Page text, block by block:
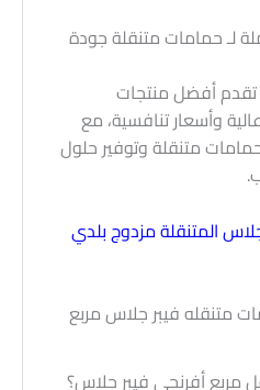
لـ حمامات متنقلة جودة
تقدم أفضل منتجات
وأسعار تنافسية، مع
متنقلة وتوفير حلول
المتنقلة مزدوج بلدي
متنقله فيبر جلاس مربع
أفرنجي فيبر جلاس؟